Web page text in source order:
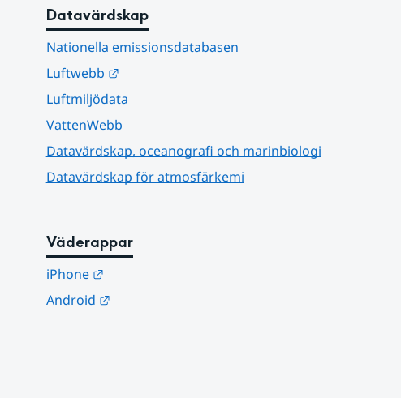
Datavärdskap
Nationella emissionsdatabasen
Luftwebb
Länk till annan webbplats.
Luftmiljödata
VattenWebb
Datavärdskap, oceanografi och marinbiologi
Datavärdskap för atmosfärkemi
Väderappar
iPhone
Länk till annan webbplats.
Android
Länk till annan webbplats.